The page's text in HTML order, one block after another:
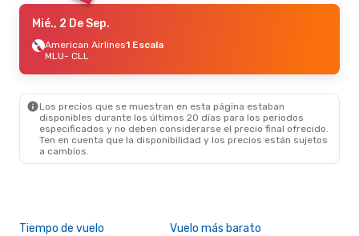
Mié., 2 De Sep.
American Airlines1 Escala
MLU- CLL
Los precios que se muestran en esta página estaban
disponibles durante los últimos 20 días para los periodos
especificados y no deben considerarse el precio final ofrecido.
Ten en cuenta que la disponibilidad y los precios están sujetos
a cambios.
Tiempo de vuelo Vuelo más barato